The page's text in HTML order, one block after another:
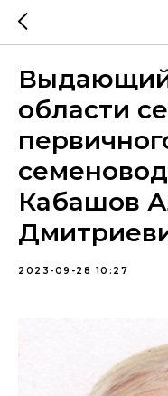
области
Кабашов
2023-09-28 10:27